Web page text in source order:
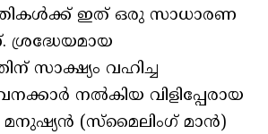
ഇത് ഒരു സാധാരണ
ശ്രദ്ധേയമായ
സാക്ഷ്യം വഹിച്ച
നല്‍കിയ വിളിപ്പേരായ
മനുഷ്യന്‍ (സ്‌മൈലിംഗ് മാന്‍)